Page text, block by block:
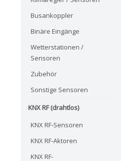
Busankoppler
Binäre Eingänge
Wetterstationen /
Sensoren
Zubehör
Sonstige Sensoren
KNX RF (drahtlos)
KNX RF-Sensoren
KNX RF-Aktoren
KNX RF-